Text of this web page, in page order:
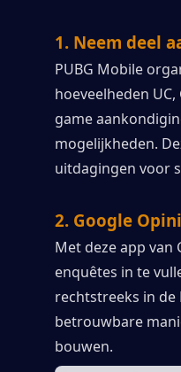
1. Neem deel
PUBG Mobile
hoeveelheden
game
mogelijkheden.
uitdagingen voor
2. Google
Met deze app
enquêtes in te
rechtstreeks in de
betrouwbare
bouwen.